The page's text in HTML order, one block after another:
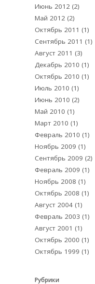
Июнь 2012(2)
Май 2012(2)
Октябрь 2011 (1)
Сентябрь 2011 (1)
Август 2011 (3)
Декабрь 2010 (1)
Октябрь 2010 (1)
Июль 2010 (1)
Июнь 2010 (2)
Май 2010 (1)
Март 2010 (1)
Февраль 2010 (1)
Ноябрь 2009 (1)
Сентябрь 2009 (2)
Февраль 2009 (1)
Ноябрь 2008 (1)
Октябрь 2008 (1)
Август 2004(1)
Февраль 2003 (1)
Август 2001 (1)
Октябрь 2000 (1)
Октябрь 1999 (1)
Рубрики